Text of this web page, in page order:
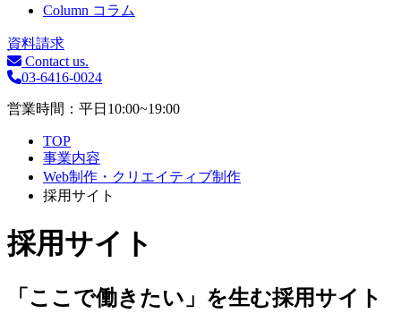
Column コラム
資料請求
Contact us.
03-6416-0024
営業時間：平日10:00~19:00
TOP
事業内容
Web制作・クリエイティブ制作
採用サイト
採用サイト
「ここで働きたい」を生む採用サイト